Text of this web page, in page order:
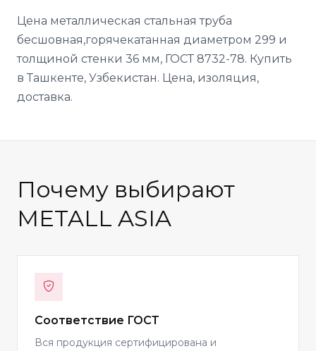
Цена металлическая стальная труба
бесшовная,горячекатанная диаметром 299 и
толщиной стенки 36 мм, ГОСТ 8732-78. Купить
в Ташкенте, Узбекистан. Цена, изоляция,
доставка.
Почему выбирают
METALL ASIA
Соответствие ГОСТ
Вся продукция сертифицирована и